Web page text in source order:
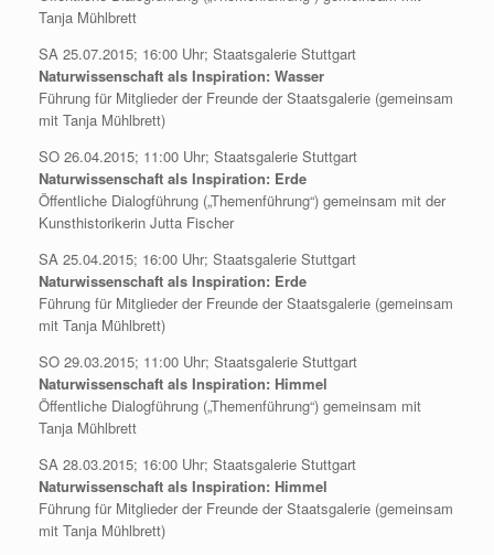
Tanja Mühlbrett
SA 25.07.2015; 16:00 Uhr; Staatsgalerie Stuttgart
Naturwissenschaft als Inspiration: Wasser
Führung für Mitglieder der Freunde der Staatsgalerie (gemeinsam
mit Tanja Mühlbrett)
SO 26.04.2015; 11:00 Uhr; Staatsgalerie Stuttgart
Naturwissenschaft als Inspiration: Erde
Öffentliche Dialogführung („Themenführung“) gemeinsam mit der
Kunsthistorikerin Jutta Fischer
SA 25.04.2015; 16:00 Uhr; Staatsgalerie Stuttgart
Naturwissenschaft als Inspiration: Erde
Führung für Mitglieder der Freunde der Staatsgalerie (gemeinsam
mit Tanja Mühlbrett)
SO 29.03.2015; 11:00 Uhr; Staatsgalerie Stuttgart
Naturwissenschaft als Inspiration: Himmel
Öffentliche Dialogführung („Themenführung“) gemeinsam mit
Tanja Mühlbrett
SA 28.03.2015; 16:00 Uhr; Staatsgalerie Stuttgart
Naturwissenschaft als Inspiration: Himmel
Führung für Mitglieder der Freunde der Staatsgalerie (gemeinsam
mit Tanja Mühlbrett)